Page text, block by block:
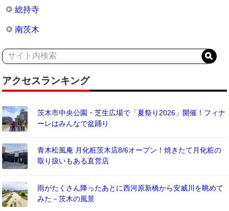
総持寺
南茨木
アクセスランキング
茨木市中央公園・芝生広場で「夏祭り2026」開催！フィナ
ーレはみんなで盆踊り
青木松風庵 月化粧茨木店8/6オープン！焼きたて月化粧の
取り扱いもある直営店
雨がたくさん降ったあとに西河原新橋から安威川を眺めて
みた－茨木の風景